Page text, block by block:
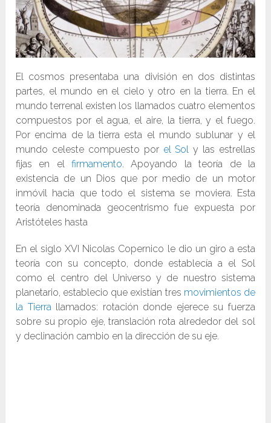
El cosmos presentaba una división en dos distintas
partes, el mundo en el cielo y otro en la tierra. En el
mundo terrenal existen los llamados cuatro elementos
compuestos por el agua, el aire, la tierra, y el fuego.
Por encima de la tierra esta el mundo sublunar y el
mundo celeste compuesto por el Sol y las estrellas
fijas en elfirmamento . Apoyando la teoría de la
existencia de un Dios que por medio de un motor
inmóvil hacia que todo el sistema se moviera. Esta
teoría denominada geocentrismo fue expuesta por
Aristóteles hasta
En el siglo XVI Nicolas Copernico le dio un giro a esta
teoría con su concepto, donde establecía a el Sol
como el centro del Universo y de nuestro sistema
planetario, establecio que existían tres movimientos de
la Tierra llamados: rotación donde ejerece su fuerza
sobre su propio eje, translación rota alrededor del sol
y declinación cambio en la dirección de su eje.